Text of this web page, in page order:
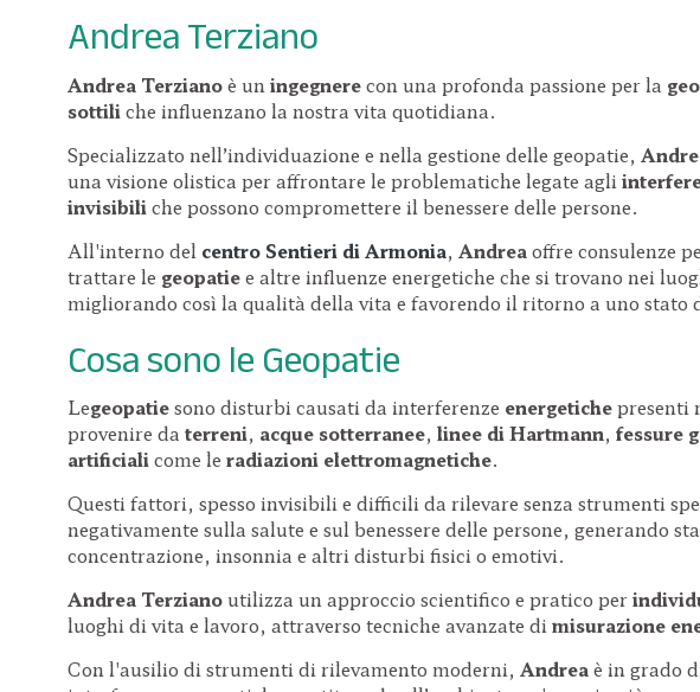
Andrea Terziano
Andrea Terzianoè un ingegnerecon una profonda passione per la
sottili che influenzano la nostra vita quotidiana.
Specializzato nell’individuazione e nella gestione delle geopatie,
una visione olistica per affrontare le problematiche legate agli
invisibili che possono compromettere il benessere delle persone.
All'interno del centro Sentieri di Armonia, Andreaoffre consulenze
trattare le geopatiee altre influenze energetiche che si trovano nei
migliorando così la qualità della vita e favorendo il ritorno a uno stato
Cosa sono le Geopatie
Legeopatiesono disturbi causati da interferenze energetichepresenti
provenire da terreni, acque sotterranee, linee di Hartmann, fessure
artificiali come le radiazioni elettromagnetiche.
Questi fattori, spesso invisibili e difficili da rilevare senza strumenti
negativamente sulla salute e sul benessere delle persone, generando
concentrazione, insonnia e altri disturbi fisici o emotivi.
Andrea Terzianoutilizza un approccio scientifico e pratico per
luoghi di vita e lavoro, attraverso tecniche avanzate di misurazione
Con l'ausilio di strumenti di rilevamento moderni, Andreaè in grado